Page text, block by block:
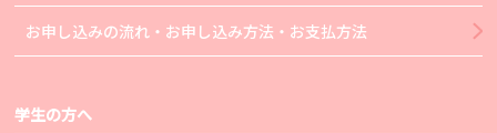
お申し込みの流れ・お申し込み方法・お支払方法
学生の方へ